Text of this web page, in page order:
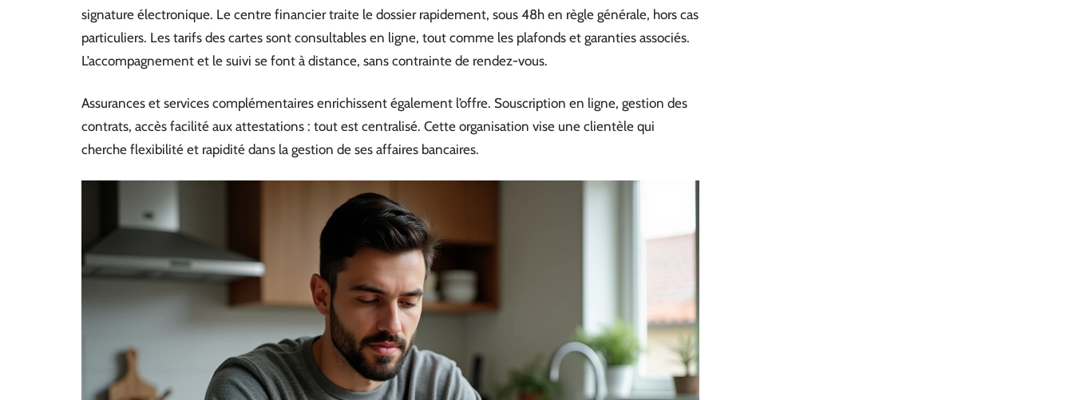
signature électronique. Le centre financier traite le dossier rapidement, sous 48h en règle générale, hors cas
particuliers. Les tarifs des cartes sont consultables en ligne, tout comme les plafonds et garanties associés.
L’accompagnement et le suivi se font à distance, sans contrainte de rendez-vous.
Assurances et services complémentaires enrichissent également l’offre. Souscription en ligne, gestion des
contrats, accès facilité aux attestations : tout est centralisé. Cette organisation vise une clientèle qui
cherche flexibilité et rapidité dans la gestion de ses affaires bancaires.